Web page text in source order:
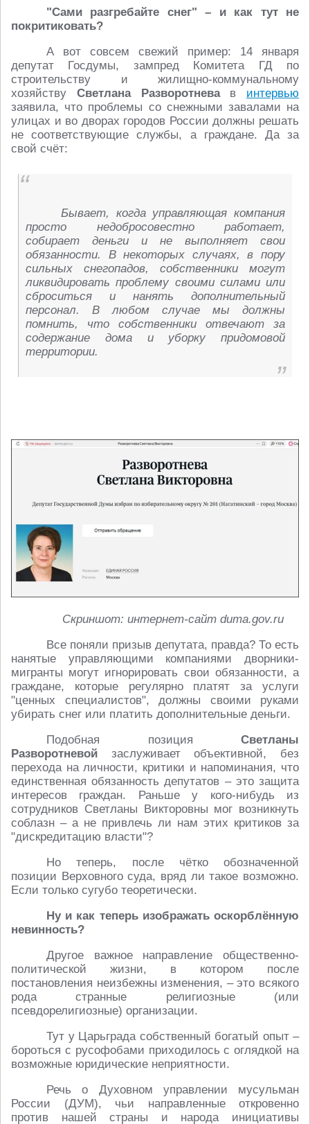
"Сами разгребайте снег" – и как тут не
покритиковать?
А вот совсем свежий пример: 14 января
депутат Госдумы, зампред Комитета ГД по
строительству и жилищно-коммунальному
хозяйству Светлана Разворотнева в интервью
заявила, что проблемы со снежными завалами на
улицах и во дворах городов России должны решать
не соответствующие службы, а граждане. Да за
свой счёт:
Бывает, когда управляющая компания
просто недобросовестно работает,
собирает деньги и не выполняет свои
обязанности. В некоторых случаях, в пору
сильных снегопадов, собственники могут
ликвидировать проблему своими силами или
сброситься и нанять дополнительный
персонал. В любом случае мы должны
помнить, что собственники отвечают за
содержание дома и уборку придомовой
территории.
Скриншот: интернет-сайт duma.gov.ru
Все поняли призыв депутата, правда? То есть
нанятые управляющими компаниями дворники-
мигранты могут игнорировать свои обязанности, а
граждане, которые регулярно платят за услуги
"ценных специалистов", должны своими руками
убирать снег или платить дополнительные деньги.
Подобная позиция Светланы
Разворотневой заслуживает объективной, без
перехода на личности, критики и напоминания, что
единственная обязанность депутатов – это защита
интересов граждан. Раньше у кого-нибудь из
сотрудников Светланы Викторовны мог возникнуть
соблазн – а не привлечь ли нам этих критиков за
"дискредитацию власти"?
Но теперь, после чётко обозначенной
позиции Верховного суда, вряд ли такое возможно.
Если только сугубо теоретически.
Ну и как теперь изображать оскорблённую
невинность?
Другое важное направление общественно-
политической жизни, в котором после
постановления неизбежны изменения, – это всякого
рода странные религиозные (или
псевдорелигиозные) организации.
Тут у Царьграда собственный богатый опыт –
бороться с русофобами приходилось с оглядкой на
возможные юридические неприятности.
Речь о Духовном управлении мусульман
России (ДУМ), чьи направленные откровенно
против нашей страны и народа инициативы